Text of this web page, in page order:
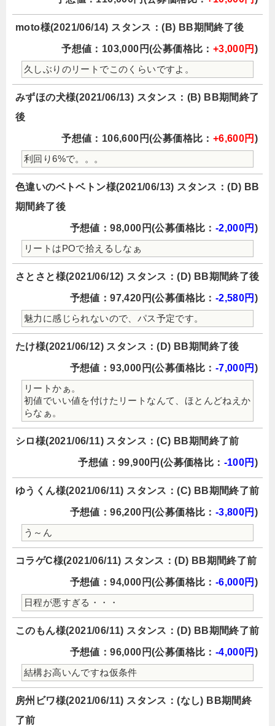
moto様(2021/06/14) スタンス：(B) BB期間終了後
予想値：103,000円(公募価格比： +3,000円 )
久しぶりのリートでこのくらいですよ。
みずほの犬様(2021/06/13) スタンス：(B) BB期間終了
後
予想値：106,600円(公募価格比： +6,600円 )
利回り6%で。。。
色違いのベトベトン様(2021/06/13) スタンス：(D) BB
期間終了後
予想値：98,000円(公募価格比： -2,000円 )
リートはPOで拾えるしなぁ
さとさと様(2021/06/12) スタンス：(D) BB期間終了後
予想値：97,420円(公募価格比： -2,580円 )
魅力に感じられないので、パス予定です。
たけ様(2021/06/12) スタンス：(D) BB期間終了後
予想値：93,000円(公募価格比： -7,000円 )
リートかぁ。
初値でいい値を付けたリートなんて、ほとんどねえか
らなぁ。
シロ様(2021/06/11) スタンス：(C) BB期間終了前
予想値：99,900円(公募価格比： -100円 )
ゆうくん様(2021/06/11) スタンス：(C) BB期間終了前
予想値：96,200円(公募価格比： -3,800円 )
う～ん
コラゲC様(2021/06/11) スタンス：(D) BB期間終了前
予想値：94,000円(公募価格比： -6,000円 )
日程が悪すぎる・・・
このもん様(2021/06/11) スタンス：(D) BB期間終了前
予想値：96,000円(公募価格比： -4,000円 )
結構お高いんですね仮条件
房州ビワ様(2021/06/11) スタンス：(なし) BB期間終
了前